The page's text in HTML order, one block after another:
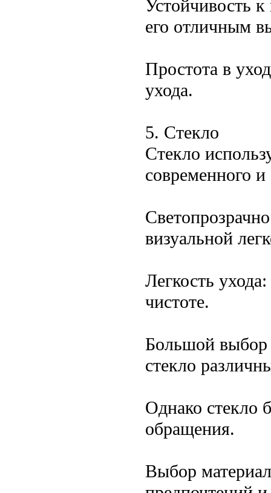
Устойчивость к
его отличным
Простота в
ухода.
5. Стекло
Стекло
современного
визуальной
Легкость
чистоте.
Большой выбор
стекло
Однако стекло
обращения.
Выбор